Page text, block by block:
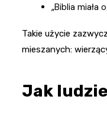
„Biblia miała
Takie użycie
mieszanych:
Jak